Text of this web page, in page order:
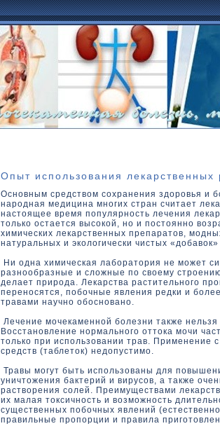
Опыт использования лекарственных
Основным средством сохранения здоровья и
народная медицина многих стран считает
настоящее время популярность лечения
только остается высокой, но и постоянно
химических лекарственных препаратов,
натуральных и экологически чистых
Ни одна химическая лаборатория не может
разнообразные и сложные по своему
делает природа. Лекарства растительного
переносятся, побочные явления редки и
травами научно обосновано.
Лечение мочекаменной болезни также нельзя
Восстановление нормального оттока мочи
только при использовании трав. Применение
средств (таблеток) недопустимо.
Травы могут быть использованы для
уничтожения бактерий и вирусов, а также
растворения солей. Преимуществами
их малая токсичность и возможность
существенных побочных явлений
правильные пропорции и правила